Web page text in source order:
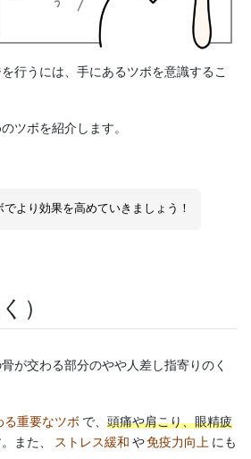
行うには、手にあるツボを意識するこ
ツボを紹介します。
でより効果を高めていきましょう！
）
が交わる部分のやや人差し指寄りのく
る重要なツボ で、 頭痛や肩こり、眼精疲
また、 ストレス緩和 や免疫力向上 にも